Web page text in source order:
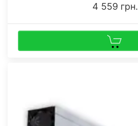
4 559 грн.